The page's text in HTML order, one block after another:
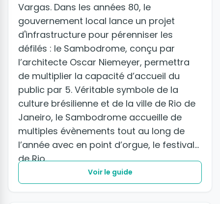
Vargas. Dans les années 80, le
gouvernement local lance un projet
d'infrastructure pour pérenniser les
défilés : le Sambodrome, conçu par
l’architecte Oscar Niemeyer, permettra
de multiplier la capacité d’accueil du
public par 5. Véritable symbole de la
culture brésilienne et de la ville de Rio de
Janeiro, le Sambodrome accueille de
multiples évènements tout au long de
l’année avec en point d’orgue, le festival
de Rio.
Voir le guide